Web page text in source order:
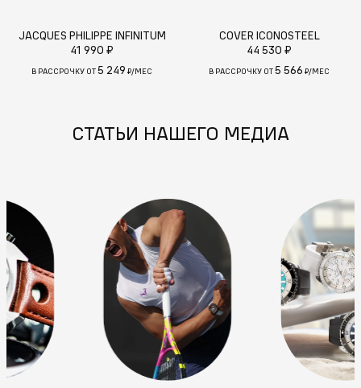
JACQUES PHILIPPE INFINITUM
41 990 ₽
В РАССРОЧКУ ОТ5 249 ₽/МЕС
COVER ICONOSTEEL
44 530 ₽
В РАССРОЧКУ ОТ5 566 ₽/МЕС
СТАТЬИ НАШЕГО МЕДИА